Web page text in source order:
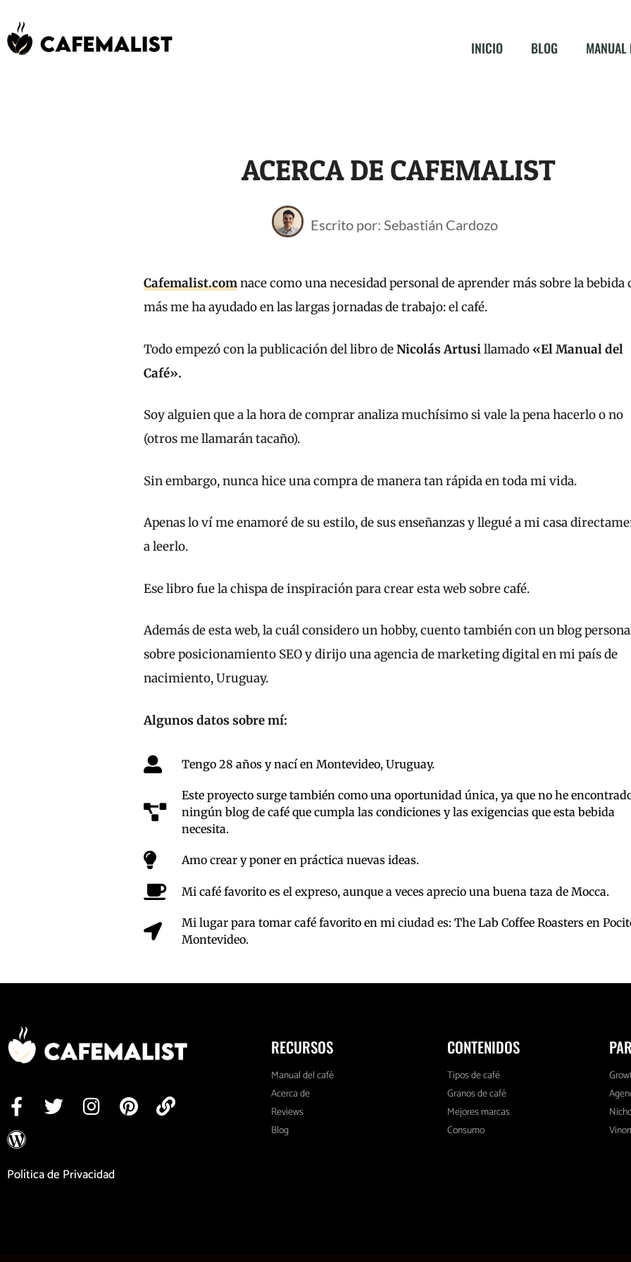
INICIO BLOG MANUAL
ACERCA DE CAFEMALIST
Escrito por: Sebastián Cardozo
Cafemalist.comnace como una necesidad personal de aprender más sobre la bebida
más me ha ayudado en las largas jornadas de trabajo: el café.
Todo empezó con la publicación del libro deNicolás Artusillamado «El Manual del
Café».
Soy alguien que a la hora de comprar analiza muchísimo si vale la pena hacerlo o no
(otros me llamarán tacaño).
Sin embargo, nunca hice una compra de manera tan rápida en toda mi vida.
Apenas lo ví me enamoré de su estilo, de sus enseñanzas y llegué a mi casa
a leerlo.
Ese libro fue la chispa de inspiración para crear esta web sobre café.
Además de esta web, la cuál considero un hobby, cuento también con un blog
sobre posicionamiento SEO y dirijo una agencia de marketing digital en mi país de
nacimiento, Uruguay.
Algunos datos sobre mí:
Tengo 28 años y nací en Montevideo, Uruguay.
Este proyecto surge también como una oportunidad única, ya que no he
ningún blog de café que cumpla las condiciones y las exigencias que esta bebida
necesita.
Amo crear y poner en práctica nuevas ideas.
Mi café favorito es el expreso, aunque a veces aprecio una buena taza de Mocca.
Mi lugar para tomar café favorito en mi ciudad es: The Lab Coffee Roasters en
Montevideo.
Política de Privacidad
RECURSOS
Manual del café
Acerca de
Reviews
Blog
CONTENIDOS
Tipos de café
Granos de café
Mejores marcas
Consumo